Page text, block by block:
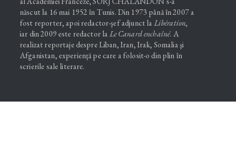
născut la 16 mai 1952 în Tunis. Din 1973 până în 2007 a
fost reporter, apoi redactor-şef adjunct laLibération,
iar din 2009 este redactor laLe Canard enchaîné. A
realizat reportaje despre Liban, Iran, Irak, Somalia şi
Afganistan, experienţă pe care a folosit-o din plin în
scrierile sale literare.